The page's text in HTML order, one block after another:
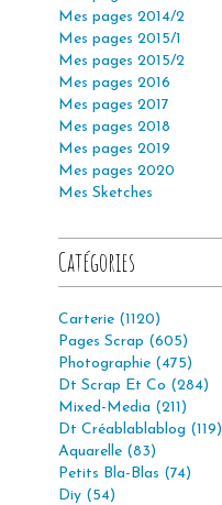
Mes pages 2014/2
Mes pages 2015/1
Mes pages 2015/2
Mes pages 2016
Mes pages 2017
Mes pages 2018
Mes pages 2019
Mes pages 2020
Mes Sketches
Catégories
Carterie (1120)
Pages Scrap (605)
Photographie (475)
Dt Scrap Et Co (284)
Mixed-Media (211)
Dt Créablablablog (119)
Aquarelle (83)
Petits Bla-Blas (74)
Diy (54)